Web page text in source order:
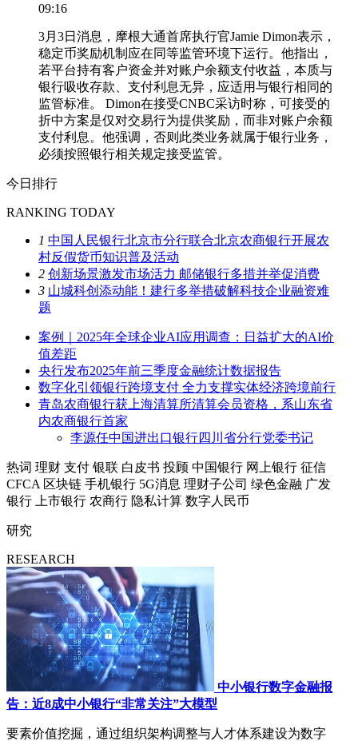
09:16
3月3日消息，摩根大通首席执行官Jamie Dimon表示，
稳定币奖励机制应在同等监管环境下运行。他指出，
若平台持有客户资金并对账户余额支付收益，本质与
银行吸收存款、支付利息无异，应适用与银行相同的
监管标准。 Dimon在接受CNBC采访时称，可接受的
折中方案是仅对交易行为提供奖励，而非对账户余额
支付利息。他强调，否则此类业务就属于银行业务，
必须按照银行相关规定接受监管。
今日排行
RANKING TODAY
1 中国人民银行北京市分行联合北京农商银行开展农
村反假货币知识普及活动
2 创新场景激发市场活力 邮储银行多措并举促消费
3 山城科创添动能！建行多举措破解科技企业融资难
题
案例｜2025年全球企业AI应用调查：日益扩大的AI价
值差距
央行发布2025年前三季度金融统计数据报告
数字化引领银行跨境支付 全力支撑实体经济跨境前行
青岛农商银行获上海清算所清算会员资格，系山东省
内农商银行首家
李源任中国进出口银行四川省分行党委书记
热词 理财 支付 银联 白皮书 投顾 中国银行 网上银行 征信
CFCA 区块链 手机银行 5G消息 理财子公司 绿色金融 广发
银行
上市银行 农商行 隐私计算 数字人民币
研究
RESEARCH
中小银行数字金融报
告：近8成中小银行“非常关注”大模型
要素价值挖掘，通过组织架构调整与人才体系建设为数字